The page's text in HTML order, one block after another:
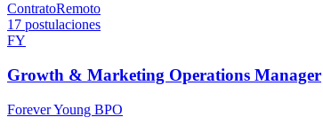
ContratoRemoto
17 postulaciones
FY
Growth & Marketing Operations Manager
Forever Young BPO